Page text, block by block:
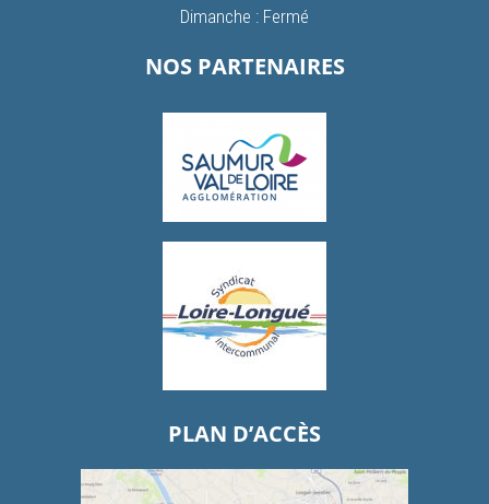
Dimanche : Fermé
NOS PARTENAIRES
PLAN D’ACCÈS